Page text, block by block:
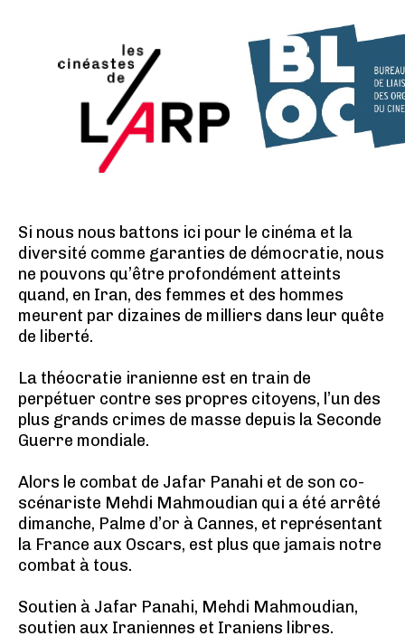
Si nous nous battons ici pour le cinéma et la
diversité comme garanties de démocratie, nous
ne pouvons qu’être profondément atteints
quand, en Iran, des femmes et des hommes
meurent par dizaines de milliers dans leur quête
de liberté.
La théocratie iranienne est en train de
perpétuer contre ses propres citoyens, l’un des
plus grands crimes de masse depuis la Seconde
Guerre mondiale.
Alors le combat de Jafar Panahi et de son co-
scénariste Mehdi Mahmoudian qui a été arrêté
dimanche, Palme d’or à Cannes, et représentant
la France aux Oscars, est plus que jamais notre
combat à tous.
Soutien à Jafar Panahi, Mehdi Mahmoudian,
soutien aux Iraniennes et Iraniens libres.